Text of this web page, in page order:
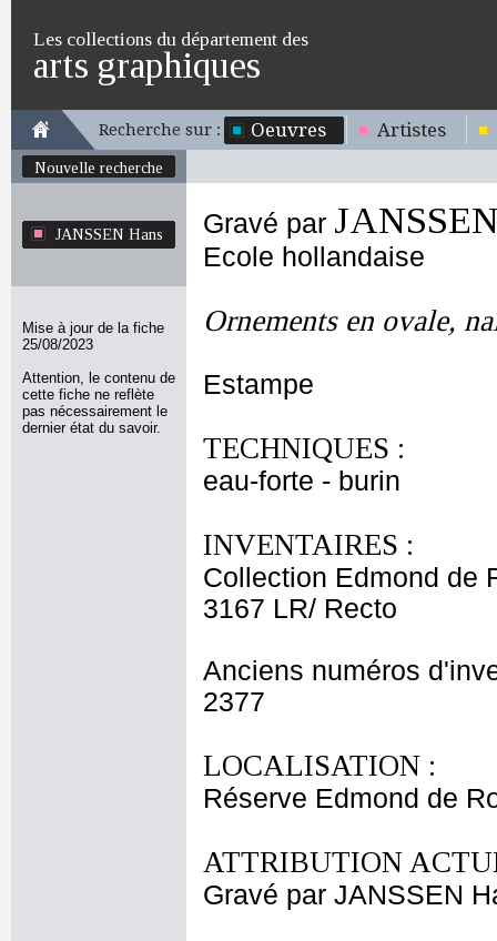
Les collections du département des
arts graphiques
Recherche sur : Oeuvres Artistes
Nouvelle recherche
JANSSEN Hans
Mise à jour de la fiche
25/08/2023
Attention, le contenu de
cette fiche ne reflète
pas nécessairement le
dernier état du savoir.
Gravé par
Ecole hollandaise
Ornements en ovale,
Estampe
TECHNIQUES :
eau-forte - burin
INVENTAIRES :
Collection Edmond de
3167 LR/ Recto
Anciens numéros
2377
LOCALISATION :
Réserve Edmond de
ATTRIBUTION
Gravé par JANSSEN